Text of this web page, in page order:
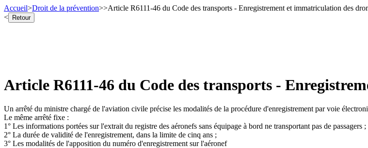
Accueil>Droit de la prévention>>Article R6111-46 du Code des transports - Enregistrement et immatriculation des
< Retour
Article R6111-46 du Code des transports -
Un arrêté du ministre chargé de l'aviation civile précise les modalités de la procédure d'enregistrement par voie
Le même arrêté fixe :
1° Les informations portées sur l'extrait du registre des aéronefs sans équipage à bord ne transportant pas de passagers ;
2° La durée de validité de l'enregistrement, dans la limite de cinq ans ;
3° Les modalités de l'apposition du numéro d'enregistrement sur l'aéronef